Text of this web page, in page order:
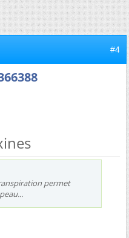
#4
permet